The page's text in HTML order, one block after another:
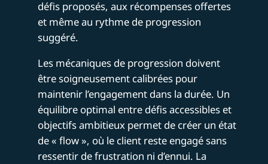
défis proposés, aux récompenses offertes
et même au rythme de progression
suggéré.
Les mécaniques de progression doivent
être soigneusement calibrées pour
maintenir l’engagement dans la durée. Un
équilibre optimal entre défis accessibles et
objectifs ambitieux permet de créer un état
de « flow », où le client reste engagé sans
ressentir de frustration ni d’ennui. La